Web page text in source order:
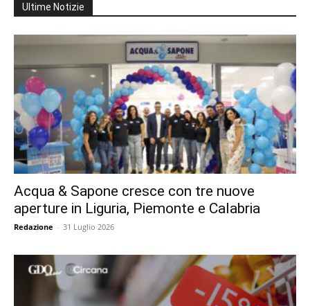
Ultime Notizie
Acqua & Sapone cresce con tre nuove
aperture in Liguria, Piemonte e Calabria
Redazione - 31 Luglio 2026